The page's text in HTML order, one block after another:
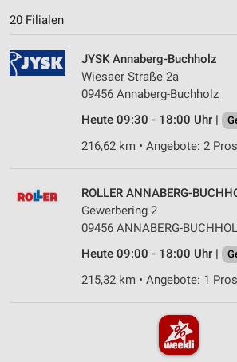
20 Filialen
JYSK Annaberg-Buchholz
Wiesaer Straße 2a
09456 Annaberg-Buchholz
Heute 09:30 - 18:00 Uhr |
216,62 km • Angebote: 2
ROLLER ANNABERG-
Gewerbering 2
09456 ANNABERG-
Heute 09:00 - 18:00 Uhr |
215,32 km • Angebote: 1